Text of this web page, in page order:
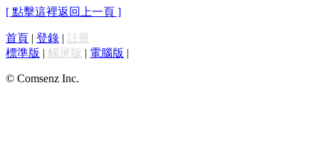
[ 點擊這裡返回上一頁 ]
首頁 | 登錄 | 註冊
標準版 | 觸屏版 | 電腦版 |
© Comsenz Inc.